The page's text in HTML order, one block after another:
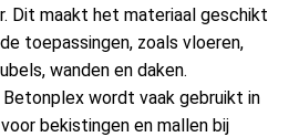
Dit maakt het materiaal geschikt
toepassingen, zoals vloeren,
wanden en daken.
Betonplex wordt vaak gebruikt in
bekistingen en mallen bij